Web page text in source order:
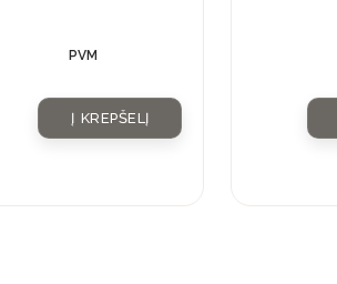
PVM
Į KREPŠELĮ